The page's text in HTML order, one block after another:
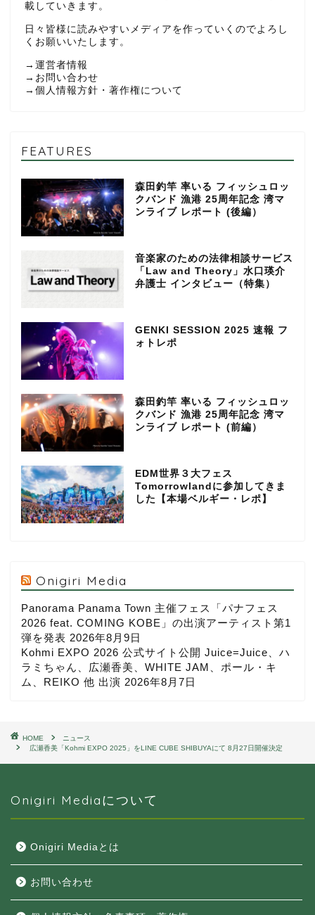
載していきます。
日々皆様に読みやすいメディアを作っていくのでよろし
くお願いいたします。
→ 運営者情報
→ お問い合わせ
→ 個人情報方針・著作権について
FEATURES
森田釣竿 率いる フィッシュロッ
クバンド 漁港 25周年記念 湾マ
ンライブ レポート (後編）
音楽家のための法律相談サービス
「Law and Theory」水口瑛介
弁護士 インタビュー（特集）
GENKI SESSION 2025 速報 フ
ォトレポ
森田釣竿 率いる フィッシュロッ
クバンド 漁港 25周年記念 湾マ
ンライブ レポート (前編）
EDM世界３大フェス
Tomorrowlandに参加してきま
した【本場ベルギー・レポ】
Onigiri Media
Panorama Panama Town 主催フェス「パナフェス
2026 feat. COMING KOBE」の出演アーティスト第1
弾を発表 2026年8月9日
Kohmi EXPO 2026 公式サイト公開 Juice=Juice、ハ
ラミちゃん、広瀬香美、WHITE JAM、ポール・キ
ム、REIKO 他 出演 2026年8月7日
HOME
ニュース
広瀬香美「Kohmi EXPO 2025」をLINE CUBE SHIBUYAにて 8月27日開催決定
Onigiri Mediaについて
Onigiri Mediaとは
お問い合わせ